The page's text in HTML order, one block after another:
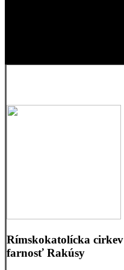
Rímskokatolícka cirkev
farnosť Rakúsy